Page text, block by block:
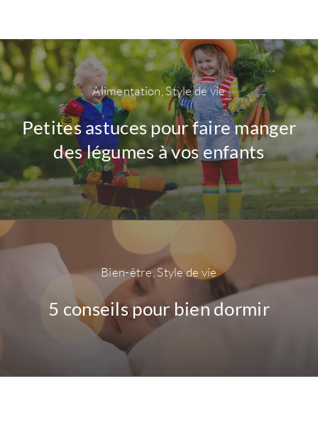
Alimentation,Style de vie
Petites astuces pour faire manger
des légumes à vos enfants
Bien-être,Style de vie
5 conseils pour bien dormir